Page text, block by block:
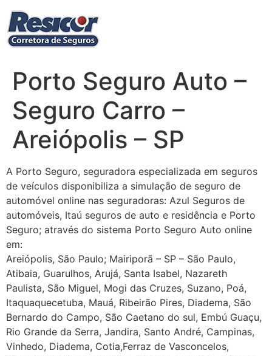
para
conteúdo
Porto Seguro Auto –
Seguro Carro –
Areiópolis – SP
A Porto Seguro, seguradora especializada em seguros
de veículos disponibiliza a simulação de seguro de
automóvel online nas seguradoras: Azul Seguros de
automóveis, Itaú seguros de auto e residência e Porto
Seguro; através do sistema Porto Seguro Auto online
em:
Areiópolis, São Paulo; Mairiporã – SP – São Paulo,
Atibaia, Guarulhos, Arujá, Santa Isabel, Nazareth
Paulista, São Miguel, Mogi das Cruzes, Suzano, Poá,
Itaquaquecetuba, Mauá, Ribeirão Pires, Diadema, São
Bernardo do Campo, São Caetano do sul, Embú Guaçu,
Rio Grande da Serra, Jandira, Santo André, Campinas,
Vinhedo, Diadema, Cotia,Ferraz de Vasconcelos,